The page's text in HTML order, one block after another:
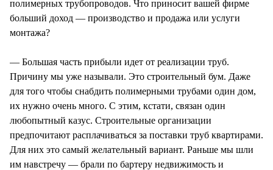
полимерных трубопроводов. Что приносит вашей фирме
больший доход — производство и продажа или услуги
монтажа?
— Большая часть прибыли идет от реализации труб.
Причину мы уже называли. Это строительный бум. Даже
для того чтобы снабдить полимерными трубами один дом,
их нужно очень много. С этим, кстати, связан один
любопытный казус. Строительные организации
предпочитают расплачиваться за поставки труб квартирами.
Для них это самый желательный вариант. Раньше мы шли
им навстречу — брали по бартеру недвижимость и